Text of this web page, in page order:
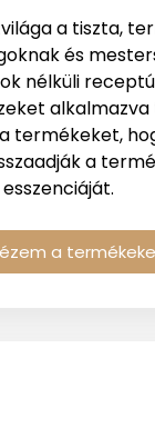
a tiszta,
és
nélküli
alkalmazva
termékeket,
a
esszenciáját.
a